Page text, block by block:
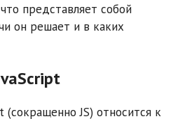
представляет собой
он решает и в каких
(сокращенно JS) относится к